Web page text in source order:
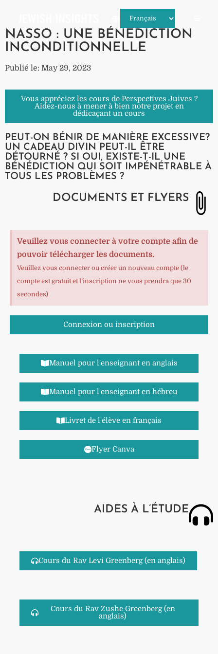
NASSO : UNE BÉNÉDICTION
INCONDITIONNELLE
Publié le: May 29, 2023
Vous appréciez les cours de Perspectives Juives ?
Aidez-nous à mener à bien notre projet en
dédicaçant un cours
PEUT-ON BÉNIR DE MANIÈRE EXCESSIVE?
UN CADEAU DIVIN PEUT-IL ÊTRE
DÉTOURNÉ ? SI OUI, EXISTE-T-IL UNE
BÉNÉDICTION QUI SOIT IMPÉNÉTRABLE À
TOUS LES PROBLÈMES ?
DOCUMENTS ET FLYERS
Veuillez vous connecter à votre compte afin de
pouvoir télécharger les documents.
Veuillez vous connecter ou créer un nouveau compte (le
compte est gratuit et l’inscription ne vous prendra que 30
secondes)
Connexion ou inscription
Manuel pour l'enseignant en anglais
Manuel pour l'enseignant en hébreu
Livret de l'élève en français
Flyer Canva
AIDES À L’ÉTUDE
Cours du Rav Levi Greenberg (en anglais)
Cours du Rav Zushe Greenberg (en
anglais)